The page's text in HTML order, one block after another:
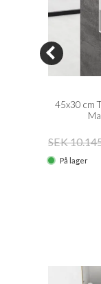
45x30 cm
SEK
På lager